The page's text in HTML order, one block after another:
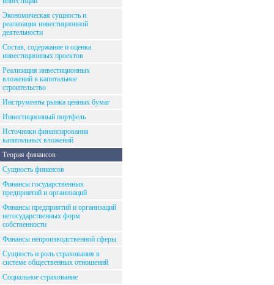
Экономическая сущность и
реализация инвестиционной
деятельности
Состав, содержание и оценка
инвестиционных проектов
Реализация инвестиционных
вложений в капитальное
строительство
Инструменты рынка ценных бумаг
Инвестиционный портфель
Источники финансирования
капитальных вложений
Теория финансов
Сущность финансов
Финансы государственных
предприятий и организаций
Финансы предприятий и организаций
негосударственных форм
собственности
Финансы непроизводственной сферы
Сущность и роль страхования в
системе общественных отношений
Социальное страхование